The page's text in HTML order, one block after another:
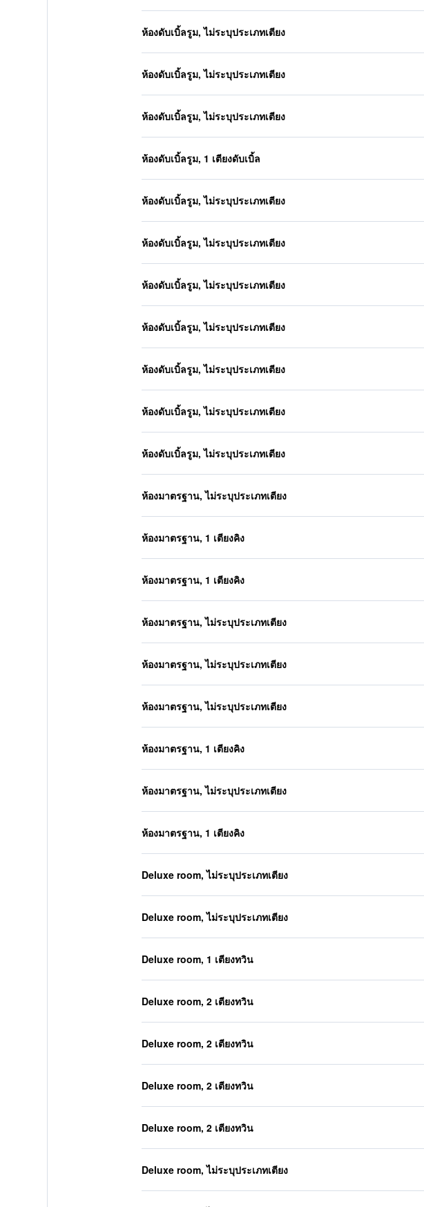
ห้องดับเบิ้ลรูม, ไม่ระบุประเภทเตียง
ห้องดับเบิ้ลรูม, ไม่ระบุประเภทเตียง
ห้องดับเบิ้ลรูม, ไม่ระบุประเภทเตียง
ห้องดับเบิ้ลรูม, 1 เตียงดับเบิ้ล
ห้องดับเบิ้ลรูม, ไม่ระบุประเภทเตียง
ห้องดับเบิ้ลรูม, ไม่ระบุประเภทเตียง
ห้องดับเบิ้ลรูม, ไม่ระบุประเภทเตียง
ห้องดับเบิ้ลรูม, ไม่ระบุประเภทเตียง
ห้องดับเบิ้ลรูม, ไม่ระบุประเภทเตียง
ห้องดับเบิ้ลรูม, ไม่ระบุประเภทเตียง
ห้องดับเบิ้ลรูม, ไม่ระบุประเภทเตียง
ห้องมาตรฐาน, ไม่ระบุประเภทเตียง
ห้องมาตรฐาน, 1 เตียงคิง
ห้องมาตรฐาน, 1 เตียงคิง
ห้องมาตรฐาน, ไม่ระบุประเภทเตียง
ห้องมาตรฐาน, ไม่ระบุประเภทเตียง
ห้องมาตรฐาน, ไม่ระบุประเภทเตียง
ห้องมาตรฐาน, 1 เตียงคิง
ห้องมาตรฐาน, ไม่ระบุประเภทเตียง
ห้องมาตรฐาน, 1 เตียงคิง
Deluxe room, ไม่ระบุประเภทเตียง
Deluxe room, ไม่ระบุประเภทเตียง
Deluxe room, 1 เตียงทวิน
Deluxe room, 2 เตียงทวิน
Deluxe room, 2 เตียงทวิน
Deluxe room, 2 เตียงทวิน
Deluxe room, 2 เตียงทวิน
Deluxe room, ไม่ระบุประเภทเตียง